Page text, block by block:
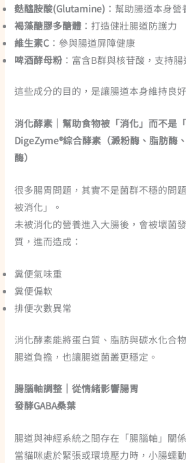
麩醯胺酸(Glutamine) ：幫助腸道本身營
褐藻醣膠多醣體 ：打造健壯腸道防護力
維生素C ：參與腸道屏障健康
啤酒酵母粉 ：富含B群與核苷酸，支持
這些成分的目的，是讓腸道本身維持良
消化酵素｜幫助食物被「消化」而不是「
DigeZyme®綜合酵素（澱粉酶、脂肪酶
酶）
很多腸胃問題，其實不是菌群不穩的問
被消化」。
未被消化的營養進入大腸後，會被壞菌
質，進而造成：
糞便氣味重
糞便偏軟
排便次數異常
消化酵素能將蛋白質、脂肪與碳水化合
腸道負擔，也讓腸道菌叢更穩定。
腸腦軸調整｜從情緒影響腸胃
發酵GABA桑葉
腸道與神經系統之間存在「腸腦軸」關係
當貓咪處於緊張或環境壓力時，小腸蠕